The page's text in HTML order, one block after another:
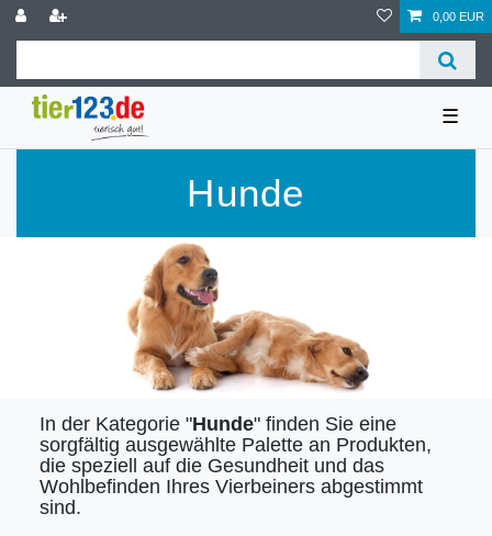
0,00 EUR
☰
Hunde
In der Kategorie "Hunde" finden Sie eine
sorgfältig ausgewählte Palette an Produkten,
die speziell auf die Gesundheit und das
Wohlbefinden Ihres Vierbeiners abgestimmt
sind.